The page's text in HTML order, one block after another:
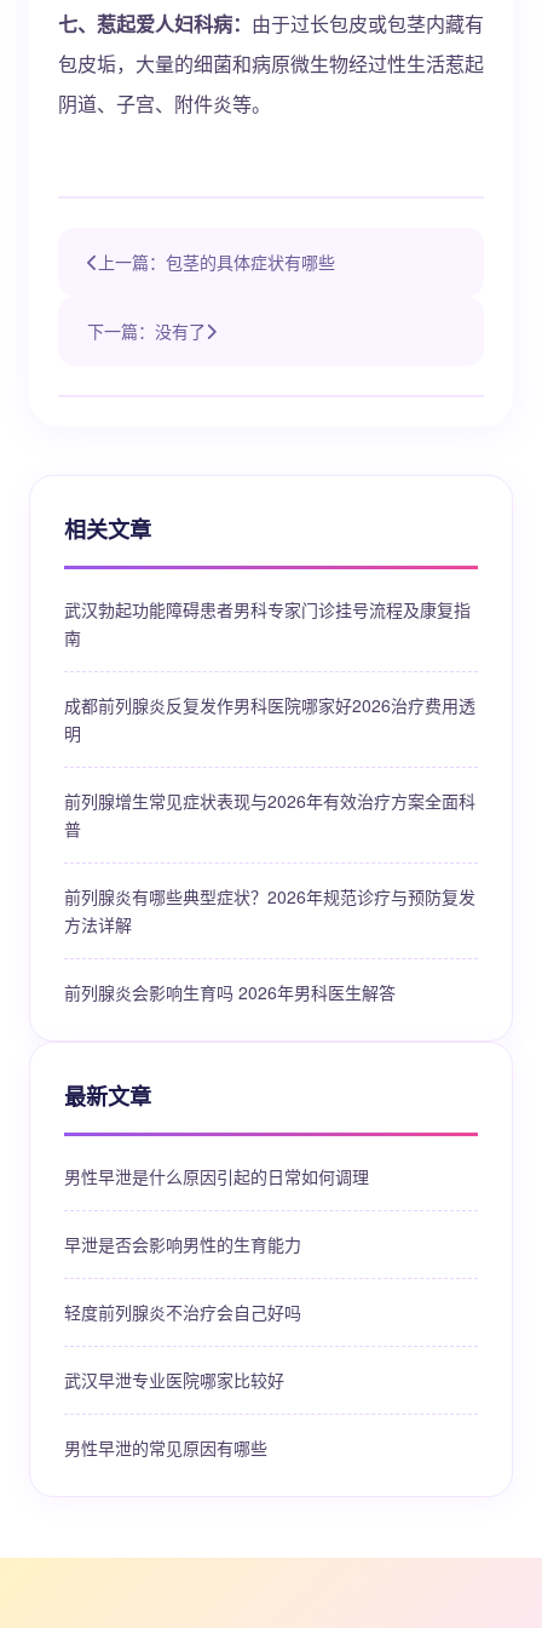
七、惹起爱人妇科病： 由于过长包皮或包茎内藏有
包皮垢，大量的细菌和病原微生物经过性生活惹起
阴道、子宫、附件炎等。
上一篇：包茎的具体症状有哪些
下一篇：没有了
相关文章
武汉勃起功能障碍患者男科专家门诊挂号流程及康复指
南
成都前列腺炎反复发作男科医院哪家好2026治疗费用透
明
前列腺增生常见症状表现与2026年有效治疗方案全面科
普
前列腺炎有哪些典型症状？2026年规范诊疗与预防复发
方法详解
前列腺炎会影响生育吗 2026年男科医生解答
最新文章
男性早泄是什么原因引起的日常如何调理
早泄是否会影响男性的生育能力
轻度前列腺炎不治疗会自己好吗
武汉早泄专业医院哪家比较好
男性早泄的常见原因有哪些